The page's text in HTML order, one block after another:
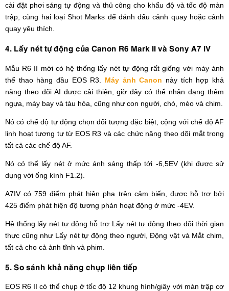
cài đặt phơi sáng tự động và thủ công cho khẩu độ và tốc độ màn
trập, cùng hai loại Shot Marks để đánh dấu cảnh quay hoặc cảnh
quay yêu thích.
4. Lấy nét tự động của Canon R6 Mark II và Sony A7 IV
Mẫu R6 II mới có hệ thống lấy nét tự động rất giống với máy ảnh
thể thao hàng đầu EOS R3. Máy ảnh Canon này tích hợp khả
năng theo dõi AI được cải thiện, giờ đây có thể nhận dạng thêm
ngựa, máy bay và tàu hỏa, cũng như con người, chó, mèo và chim.
Nó có chế độ tự động chọn đối tượng đặc biệt, cộng với chế độ AF
linh hoạt tương tự từ EOS R3 và các chức năng theo dõi mắt trong
tất cả các chế độ AF.
Nó có thể lấy nét ở mức ánh sáng thấp tới -6,5EV (khi được sử
dụng với ống kính F1.2).
A7IV có 759 điểm phát hiện pha trên cảm biến, được hỗ trợ bởi
425 điểm phát hiện độ tương phản hoạt động ở mức -4EV.
Hệ thống lấy nét tự động hỗ trợ Lấy nét tự động theo dõi thời gian
thực cũng như Lấy nét tự động theo người, Động vật và Mắt chim,
tất cả cho cả ảnh tĩnh và phim.
5. So sánh khả năng chụp liên tiếp
EOS R6 II có thể chụp ở tốc độ 12 khung hình/giây với màn trập cơ